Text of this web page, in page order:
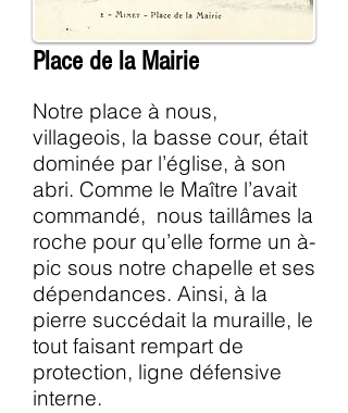
Place de la Mairie
Notre place à nous,
villageois, la basse cour, était
dominée par l’église, à son
abri. Comme le Maître l’avait
commandé, nous taillâmes la
roche pour qu’elle forme un à-
pic sous notre chapelle et ses
dépendances. Ainsi, à la
pierre succédait la muraille, le
tout faisant rempart de
protection, ligne défensive
interne.